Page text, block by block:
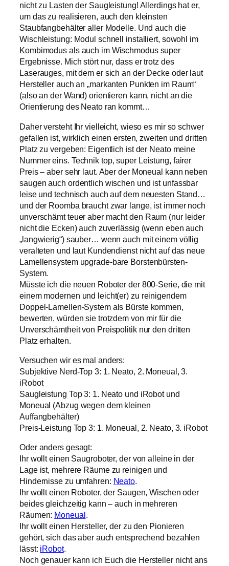
nicht zu Lasten der Saugleistung! Allerdings hat er,
um das zu realisieren, auch den kleinsten
Staubfangbehälter aller Modelle. Und auch die
Wischleistung: Modul schnell installiert, sowohl im
Kombimodus als auch im Wischmodus super
Ergebnisse. Mich stört nur, dass er trotz des
Laserauges, mit dem er sich an der Decke oder laut
Hersteller auch an „markanten Punkten im Raum“
(also an der Wand) orientieren kann, nicht an die
Orientierung des Neato ran kommt…
Daher versteht Ihr vielleicht, wieso es mir so schwer
gefallen ist, wirklich einen ersten, zweiten und dritten
Platz zu vergeben: Eigentlich ist der Neato meine
Nummer eins. Technik top, super Leistung, fairer
Preis – aber sehr laut. Aber der Moneual kann neben
saugen auch ordentlich wischen und ist unfassbar
leise und technisch auch auf dem neuesten Stand…
und der Roomba braucht zwar lange, ist immer noch
unverschämt teuer aber macht den Raum (nur leider
nicht die Ecken) auch zuverlässig (wenn eben auch
„langwierig“) sauber… wenn auch mit einem völlig
veralteten und laut Kundendienst nicht auf das neue
Lamellensystem upgrade-bare Borstenbürsten-
System.
Müsste ich die neuen Roboter der 800-Serie, die mit
einem modernen und leicht(er) zu reinigendem
Doppel-Lamellen-System als Bürste kommen,
bewerten, würden sie trotzdem von mir für die
Unverschämtheit von Preispolitik nur den dritten
Platz erhalten.
Versuchen wir es mal anders:
Subjektive Nerd-Top 3: 1. Neato, 2. Moneual, 3.
iRobot
Saugleistung Top 3: 1. Neato und iRobot und
Moneual (Abzug wegen dem kleinen
Auffangbehälter)
Preis-Leistung Top 3: 1. Moneual, 2. Neato, 3. iRobot
Oder anders gesagt:
Ihr wollt einen Saugroboter, der von alleine in der
Lage ist, mehrere Räume zu reinigen und
Hindernisse zu umfahren: Neato.
Ihr wollt einen Roboter, der Saugen, Wischen oder
beides gleichzeitig kann – auch in mehreren
Räumen: Moneual.
Ihr wollt einen Hersteller, der zu den Pionieren
gehört, sich das aber auch entsprechend bezahlen
lässt: iRobot.
Noch genauer kann ich Euch die Hersteller nicht ans